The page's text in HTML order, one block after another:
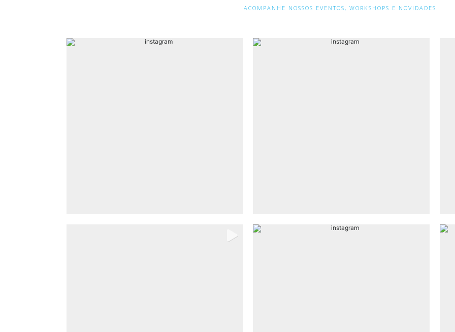
ACOMPANHE NOSSOS EVENTOS, WORKSHOPS E NOVIDADES.